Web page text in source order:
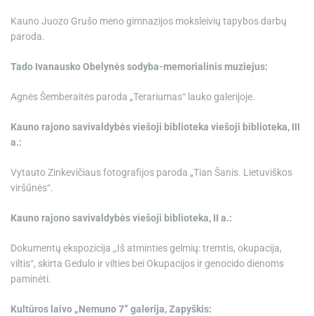
Kauno Juozo Grušo meno gimnazijos moksleivių tapybos darbų
paroda.
Tado Ivanausko Obelynės sodyba-memorialinis muziejus:
Agnės Šemberaitės paroda „Terariumas“ lauko galerijoje.
Kauno rajono savivaldybės viešoji biblioteka viešoji biblioteka, III
a.:
Vytauto Zinkevičiaus fotografijos paroda „Tian Šanis. Lietuviškos
viršūnės“.
Kauno rajono savivaldybės viešoji biblioteka, II a.:
Dokumentų ekspozicija ,,Iš atminties gelmių: tremtis, okupacija,
viltis“, skirta Gedulo ir vilties bei Okupacijos ir genocido dienoms
paminėti.
Kultūros laivo „Nemuno 7” galerija, Zapyškis: